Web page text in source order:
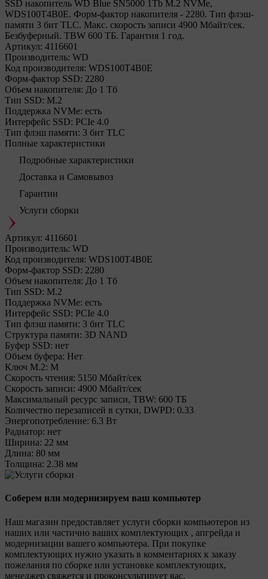
SSD накопитель WD Blue SN5000 1Tb M.2 NVMe,
WDS100T4B0E. Форм-фактор накопителя - 2280. Тип флэш-
памяти 3 бит TLC. Макс. скорость записи 4900 Мбайт/сек.
Безбуферный. TBW 600 ТБ. Гарантия 1 год.
Артикул: 4116601
Производитель: WD
Код производителя: WDS100T4B0E
Форм-фактор SSD: 2280
Объем накопителя: До 1 Тб
Тип SSD: М.2
Поддержка NVMe: есть
Интерфейс SSD: PCIe 4.0
Тип флэш памяти: 3 бит TLC
Полные характеристики
Подробные характеристики
Доставка и Самовывоз
Гарантии
Услуги сборки
Артикул: 4116601
Производитель: WD
Код производителя: WDS100T4B0E
Форм-фактор SSD: 2280
Объем накопителя: До 1 Тб
Тип SSD: М.2
Поддержка NVMe: есть
Интерфейс SSD: PCIe 4.0
Тип флэш памяти: 3 бит TLC
Структура памяти: 3D NAND
Буфер SSD: нет
Объем буфера: Нет
Ключ M.2: M
Cкорость чтения: 5150 Мбайт/сек
Cкорость записи: 4900 Мбайт/сек
Максимальный ресурс записи, TBW: 600 ТБ
Количество перезаписей в сутки, DWPD: 0.33
Энергопотребление: 6.3 Вт
Радиатор: нет
Ширина: 22 мм
Длина: 80 мм
Толщина: 2.38 мм
Соберем или модернизируем ваш компьютер
Наш магазин предоставляет услуги сборки компьютеров из
наших или частично ваших комплектующих , апгрейда и
модернизации вашего компьютера. При покупке
комплектующих нужно указать в комментариях к заказу
пожелания по сборке или установке комплектующих,
менеджер свяжется и проконсультирует вас.